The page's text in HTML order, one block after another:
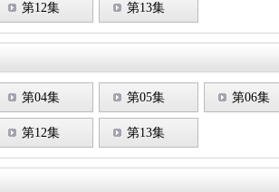
第12集 第13集
第04集 第05集 第06集
第12集 第13集